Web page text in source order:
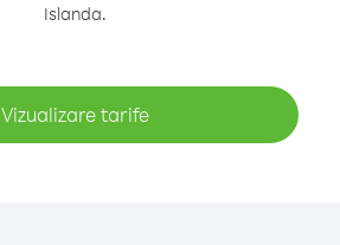
Islanda.
Vizualizare tarife